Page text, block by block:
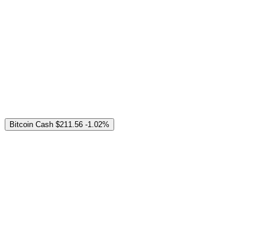
Bitcoin Cash $211.56 -1.02%